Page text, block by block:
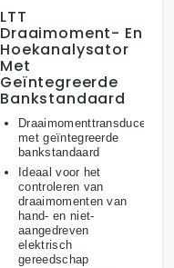
LTT
Draaimoment- En
Hoekanalysator
Met
Geïntegreerde
Bankstandaard
Draaimomenttransducer
met geïntegreerde
bankstandaard
Ideaal voor het
controleren van
draaimomenten van
hand- en niet-
aangedreven
elektrisch
gereedschap